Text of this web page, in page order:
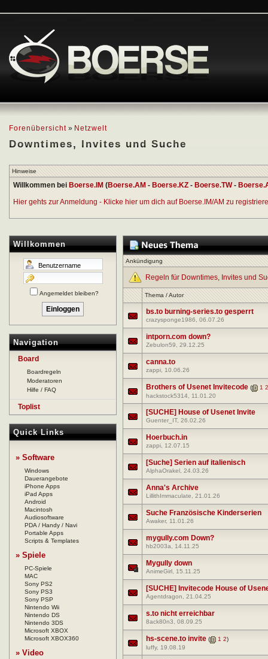
Forenübersicht » Netzwelt
Downtimes, Invites und Suche
Hinweise
Willkommen bei Boerse.IM (Boerse.AM - Boerse.KZ - Boerse.TW-
Hier gehts zur Anmeldung - Klicke hier um dich auf Boerse.IM/AM zu
Willkommen
Angemeldet bleiben?
Navigation
Board
Boardregeln
Moderatoren
Hilfe / FAQ
Toplist
Quick Links
» Software
Windows
Dauerangebote
iPhone Apps
iPad Apps
Android
Macintosh
Audiosoftware
PDA / Handy / Navi
Portable Apps
Scripts & Templates
» Spiele
PC-Spiele
MAC
Sony PS2
Sony PS3
Sony PSP
Nintendo Wii
Nintendo DS
Nintendo 3DS
Microsoft XBOX
Microsoft XBOX360
» Video
Ankündigung
Regeln für Downtimes, Invites und
Thema/Autor
bs.to burning-series.to gesperrt
crazysponge1986, 06.07.26
intporn.com down?
Zebulon59, 29.12.25
canna.to
zappi, 10.06.26
Brothers of Usenet Invitecode ( 1 2
hackstock5314 , 11.01.20
[SUCHE] House of Usenet Invite
Guenter_IT, 26.02.26
Hoerbuch.in
zappi, 12.07.15
[Suche] Serien auf italienisch
AlphaOrakel , 24.03.26
Anna's Archive
LillithImmaculate, 21.01.26
Suche Französische Kinderserien
Awaker, 11.01.26
mygully.com Down?
hb2003a, 14.11.25
Mygully down
AnimeGirl , 15.11.25
[SUCHE] Invitecode House of
Agentdragon, 21.04.25
s.to nicht erreichbar
8ack80n3, 08.09.25
hs-scene.to invite ( 1 2)
luffy, 19.08.19